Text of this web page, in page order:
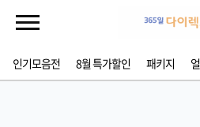
인기모음전 8월 특가할인 패키지